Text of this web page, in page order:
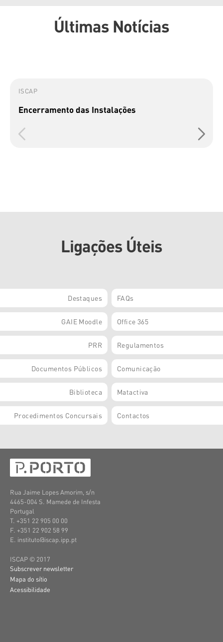
Últimas Notícias
ISCAP
Encerramento das Instalações
Ligações Úteis
Destaques FAQs
GAIE Moodle Office 365
PRR Regulamentos
Documentos Públicos Comunicação
Biblioteca Matactiva
Procedimentos Concursais Contactos
Rua Jaime Lopes Amorim, s/n
4465-004 S. Mamede de Infesta
Portugal
T. +351 22 905 00 00
F. +351 22 902 58 99
E. instituto@iscap.ipp.pt
ISCAP © 2017
Subscrever newsletter
Mapa do sítio
Acessibilidade